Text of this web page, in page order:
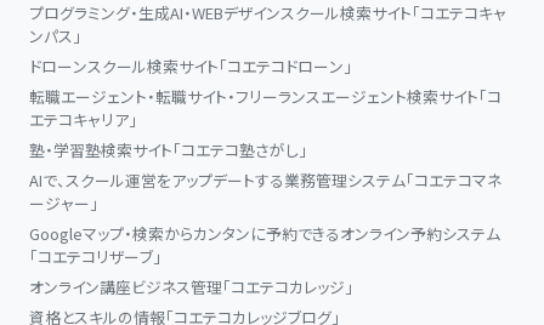
プログラミング・生成AI・WEBデザインスクール検索サイト「コエテコキャ
ンパス」
ドローンスクール検索サイト「コエテコドローン」
転職エージェント・転職サイト・フリーランスエージェント検索サイト「コ
エテコキャリア」
塾・学習塾検索サイト「コエテコ塾さがし」
AIで、スクール運営をアップデートする業務管理システム「コエテコマネ
ージャー」
Googleマップ・検索からカンタンに予約できるオンライン予約システム
「コエテコリザーブ」
オンライン講座ビジネス管理「コエテコカレッジ」
資格とスキルの情報「コエテコカレッジブログ」